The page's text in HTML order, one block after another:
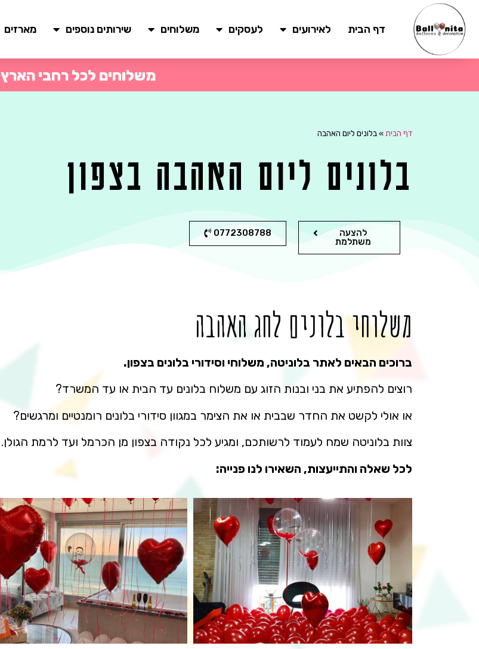
דף הבית לאירועים לעסקים משלוחים שירותים נוספים מארזים
משלוחים לכל רחבי הארץ
דף הבית » בלונים ליום האהבה
בלונים ליום האהבה בצפון
להצעה
משתלמת
0772308788
משלוחי בלונים לחג האהבה
ברוכים הבאים לאתר בלוניטה, משלוחי וסידורי בלונים בצפון.
רוצים להפתיע את בני ובנות הזוג עם משלוח בלונים עד הבית או עד המשרד?
או אולי לקשט את החדר שבבית או את הצימר במגוון סידורי בלונים רומנטיים ומרגשים?
צוות בלוניטה שמח לעמוד לרשותכם, ומגיע לכל נקודה בצפון מן הכרמל ועד לרמת הגולן.
לכל שאלה והתייעצות, השאירו לנו פנייה: